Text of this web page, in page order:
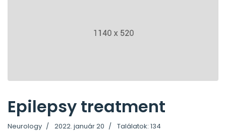
Epilepsy treatment
Neurology 2022. január 20 Találatok: 134